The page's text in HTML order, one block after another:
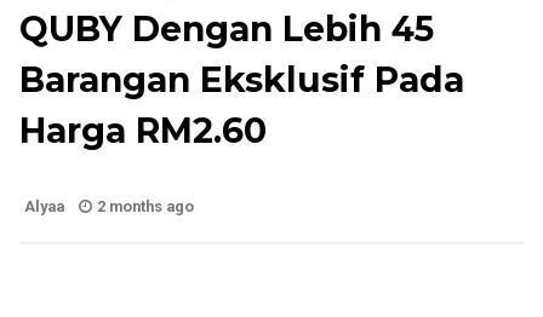
QUBY Dengan Lebih 45
Barangan Eksklusif Pada
Harga RM2.60
Alyaa 2 months ago